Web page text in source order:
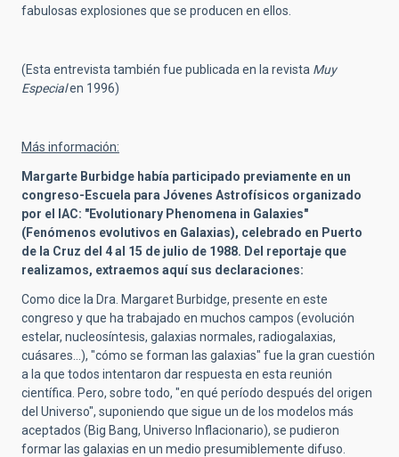
fabulosas explosiones que se producen en ellos.
(Esta entrevista también fue publicada en la revista Muy
Especialen 1996)
Más información:
Margarte Burbidge había participado previamente en un
congreso-Escuela para Jóvenes Astrofísicos organizado
por el IAC: "Evolutionary Phenomena in Galaxies"
(Fenómenos evolutivos en Galaxias), celebrado en Puerto
de la Cruz del 4 al 15 de julio de 1988. Del reportaje que
realizamos, extraemos aquí sus declaraciones:
Como dice la Dra. Margaret Burbidge, presente en este
congreso y que ha trabajado en muchos campos (evolución
estelar, nucleosíntesis, galaxias normales, radiogalaxias,
cuásares...), "cómo se forman las galaxias" fue la gran cuestión
a la que todos intentaron dar respuesta en esta reunión
científica. Pero, sobre todo, "en qué período después del origen
del Universo", suponiendo que sigue un de los modelos más
aceptados (Big Bang, Universo Inflacionario), se pudieron
formar las galaxias en un medio presumiblemente difuso.